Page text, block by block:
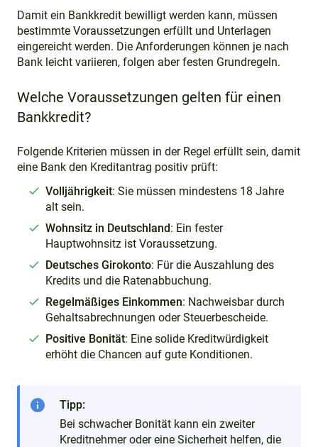
Damit ein Bankkredit bewilligt werden kann, müssen
bestimmte Voraussetzungen erfüllt und Unterlagen
eingereicht werden. Die Anforderungen können je nach
Bank leicht variieren, folgen aber festen Grundregeln.
Welche Voraussetzungen gelten für einen
Bankkredit?
Folgende Kriterien müssen in der Regel erfüllt sein, damit
eine Bank den Kreditantrag positiv prüft:
Volljährigkeit: Sie müssen mindestens 18 Jahre
alt sein.
Wohnsitz in Deutschland: Ein fester
Hauptwohnsitz ist Voraussetzung.
Deutsches Girokonto: Für die Auszahlung des
Kredits und die Ratenabbuchung.
Regelmäßiges Einkommen: Nachweisbar durch
Gehaltsabrechnungen oder Steuerbescheide.
Positive Bonität: Eine solide Kreditwürdigkeit
erhöht die Chancen auf gute Konditionen.
info
Tipp:
Bei schwacher Bonität kann ein zweiter
Kreditnehmer oder eine Sicherheit helfen, die